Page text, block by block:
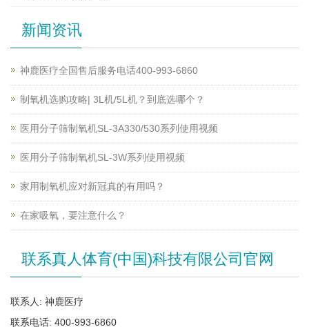
新闻资讯
神鹿医疗全国售后服务电话400-993-6860
制氧机选购攻略| 3L机/5L机？到底选哪个？
医用分子筛制氧机SL-3A330/530系列使用视频
医用分子筛制氧机SL-3W系列使用视频
家用制氧机应对新冠真的有用吗？
在家吸氧，要注意什么？
联系真人体育(中国)科技有限公司官网
联系人: 神鹿医疗
联系电话: 400-993-6860